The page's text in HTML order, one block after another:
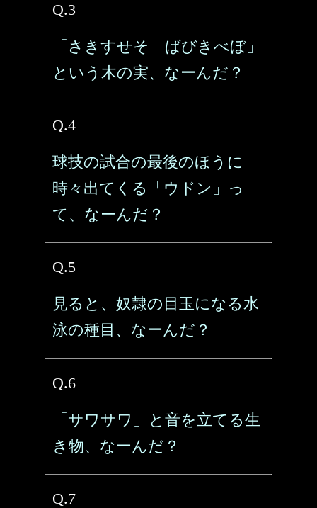
Q.3
「さきすせそ ばびきべぼ」
という木の実、なーんだ？
Q.4
球技の試合の最後のほうに
時々出てくる「ウドン」っ
て、なーんだ？
Q.5
見ると、奴隷の目玉になる水
泳の種目、なーんだ？
Q.6
「サワサワ」と音を立てる生
き物、なーんだ？
Q.7